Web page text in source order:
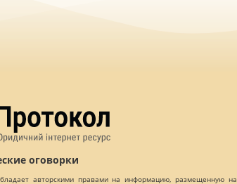
оговорки
авторскими правами на информацию, размещенную на